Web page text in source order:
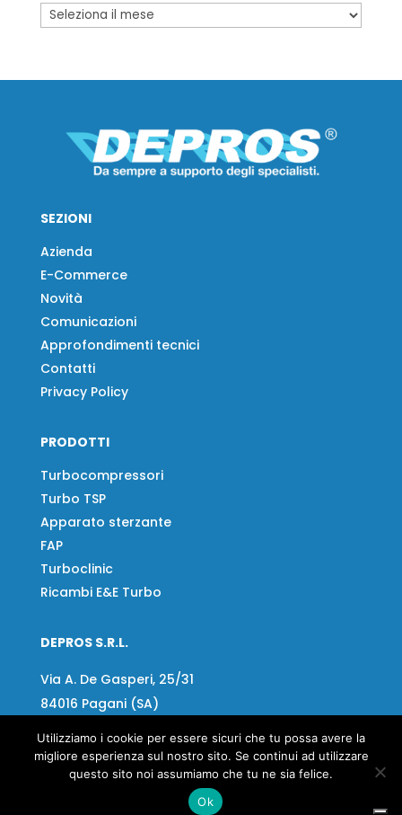
SEZIONI
Azienda
E-Commerce
Novità
Comunicazioni
Approfondimenti tecnici
Contatti
Privacy Policy
PRODOTTI
Turbocompressori
Turbo TSP
Apparato sterzante
FAP
Turboclinic
Ricambi E&E Turbo
DEPROS S.R.L.
Via A. De Gasperi, 25/31
84016 Pagani (SA)
Tel:+39 081 918020
Fax+39 081 919799
Utilizziamo i cookie per essere sicuri che tu possa avere la
migliore esperienza sul nostro sito. Se continui ad utilizzare
questo sito noi assumiamo che tu ne sia felice.
Ok